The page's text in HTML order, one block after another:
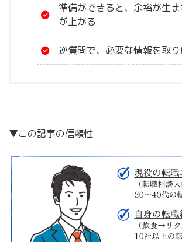
準備ができると、余裕が生
が上がる
逆質問で、必要な情報を取り
▼この記事の信頼性